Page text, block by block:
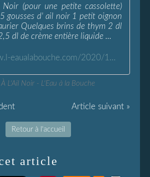
Noir (pour une petite cassolette)
gousses d' ail noir 1 petit oignon
Quelques brins de thym 2 dl
dl de crème entière liquide ...
https://www.l-eaualabouche.com/2020/12/sauce-a-l-ail-noir.html
À L'Ail Noir - L'Eau à la Bouche
Article suivant »
Retour à l'accueil
article